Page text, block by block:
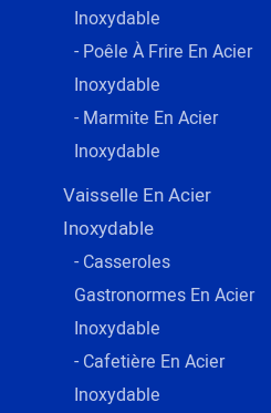
Inoxydable
- Poêle À Frire En Acier
Inoxydable
- Marmite En Acier
Inoxydable
Vaisselle En Acier
Inoxydable
- Casseroles
Gastronormes En Acier
Inoxydable
- Cafetière En Acier
Inoxydable